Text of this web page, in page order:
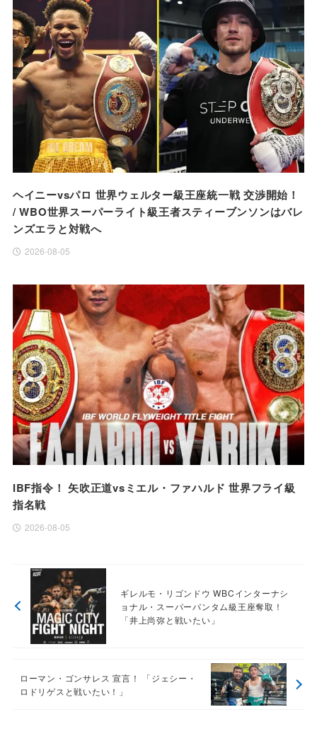
ヘイニーvsパロ 世界ウェルター級王座統一戦 交渉開始！
/ WBO世界スーパーライト級王者スティーブンソンはバレ
ンズエラと対戦へ
2026-08-05
IBF指令！ 矢吹正道vsミエル・ファハルド 世界フライ級
指名戦
2026-08-05
ギレルモ・リゴンドウ WBCインターナシ
ョナル・スーパーバンタム級王座奪取！
「井上尚弥と戦いたい」
ローマン・ゴンサレス 宣言！ 「ジェシー・
ロドリゲスと戦いたい！」